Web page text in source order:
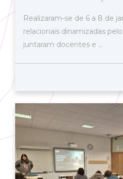
Realizaram-se de 6 a 8 de
relacionais dinamizadas
juntaram docentes e ...